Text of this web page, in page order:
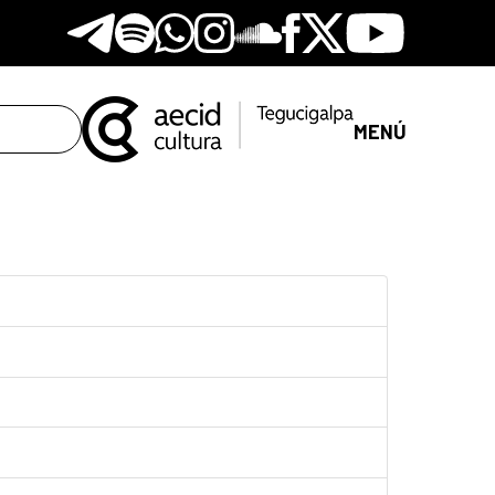
Telegram
SpotifyWhatsapp
Instagram
Soundclore
Facebook
X Youtube
MENÚ